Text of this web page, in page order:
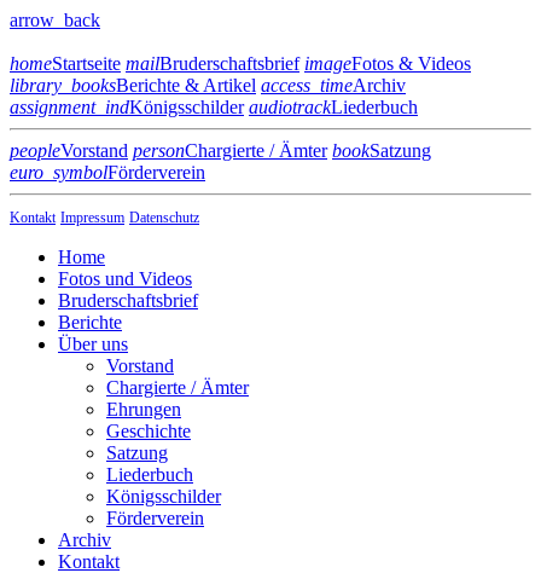
arrow_back
homeStartseite mailBruderschaftsbrief imageFotos & Videos
library_booksBerichte & Artikel access_timeArchiv
assignment_indKönigsschilder audiotrackLiederbuch
peopleVorstand personChargierte / Ämter bookSatzung
euro_symbolFörderverein
Kontakt Impressum Datenschutz
Home
Fotos und Videos
Bruderschaftsbrief
Berichte
Über uns
Vorstand
Chargierte / Ämter
Ehrungen
Geschichte
Satzung
Liederbuch
Königsschilder
Förderverein
Archiv
Kontakt